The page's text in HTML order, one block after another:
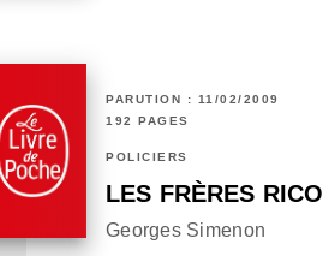
PARUTION : 11/02/2009
192 PAGES
POLICIERS
LES FRÈRES RICO
Georges Simenon